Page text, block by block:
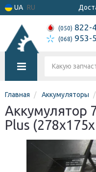
UA RU
(050) 822-
(068) 953-
Главная Аккумуляторы
Аккумулятор
Plus